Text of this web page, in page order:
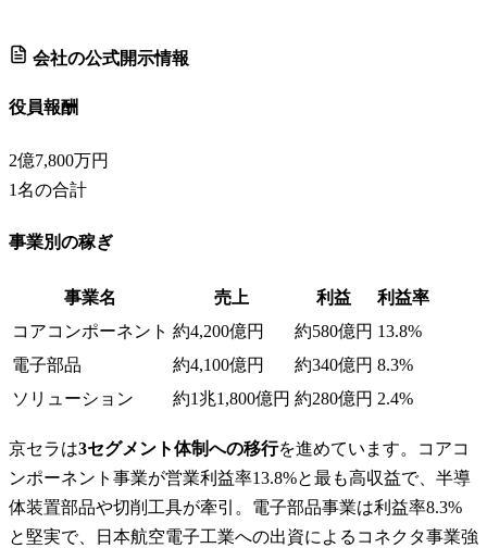
会社の公式開示情報
役員報酬
2億7,800万円
1名の合計
事業別の稼ぎ
事業名 売上 利益
利益率
コアコンポーネント 約4,200億円 約580億円 13.8%
電子部品
約4,100億円 約340億円 8.3%
ソリューション
約1兆1,800億円 約280億円 2.4%
京セラは3セグメント体制への移行を進めています。コアコ
ンポーネント事業が営業利益率13.8%と最も高収益で、半導
体装置部品や切削工具が牽引。電子部品事業は利益率8.3%
と堅実で、日本航空電子工業への出資によるコネクタ事業強